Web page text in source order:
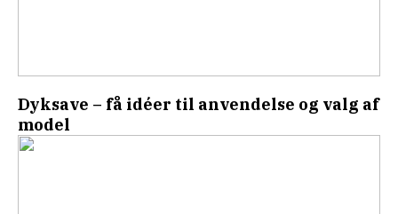
Dyksave – få idéer til anvendelse og valg af
model